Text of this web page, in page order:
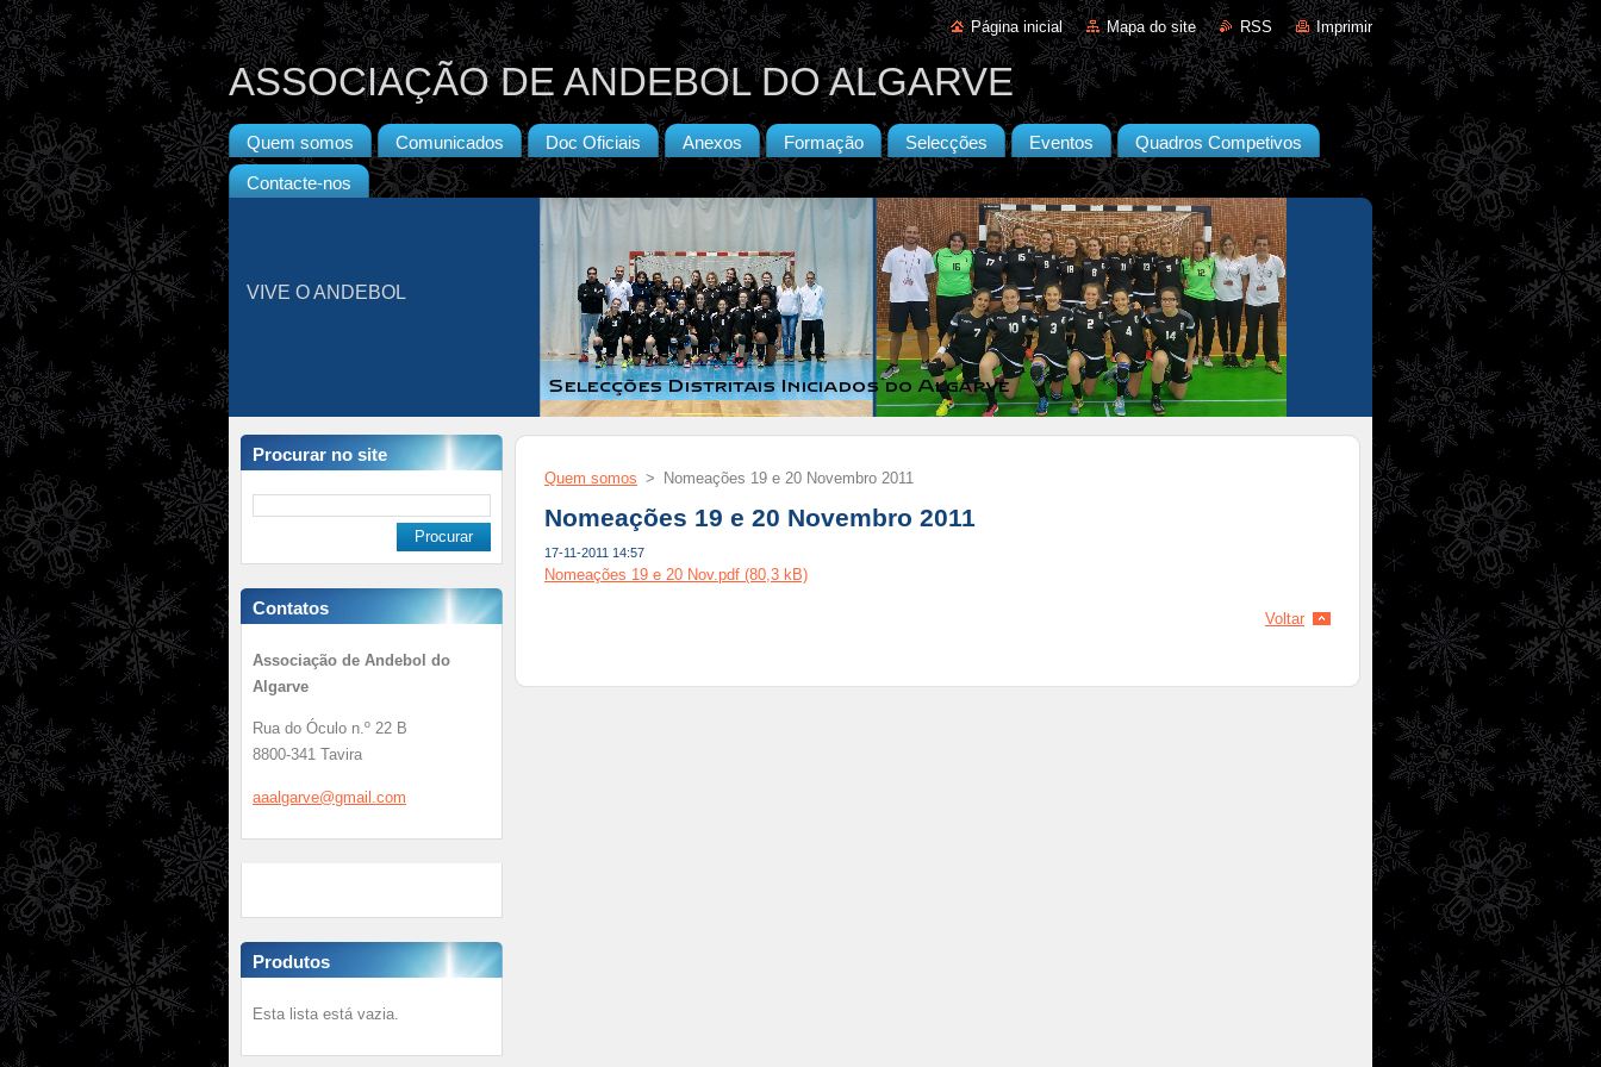
Página inicial Mapa do site RSS Imprimir
ASSOCIAÇÃO DE ANDEBOL DO ALGARVE
Quem somos Comunicados Doc Oficiais Anexos Formação Selecções Eventos Quadros Competivos
Contacte-nos
VIVE O ANDEBOL
Procurar no site
Contatos
Associação de Andebol do
Algarve
Rua do Óculo n.º 22 B
8800-341 Tavira
aaalgarve@gmail. com
Produtos
Esta lista está vazia.
Quem somos > Nomeações 19 e 20 Novembro 2011
Nomeações 19 e 20 Novembro 2011
17-11-2011 14:57
Nomeações 19 e 20 Nov.pdf (80,3 kB)
Voltar